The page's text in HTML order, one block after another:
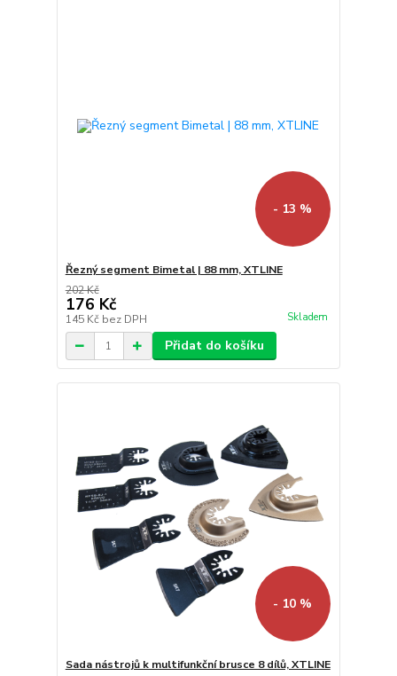
- 13 %
Řezný segment Bimetal | 88 mm, XTLINE
202 Kč
176 Kč
145 Kč bez DPH Skladem
Přidat do košíku
- 10 %
Sada nástrojů k multifunkční brusce 8 dílů, XTLINE